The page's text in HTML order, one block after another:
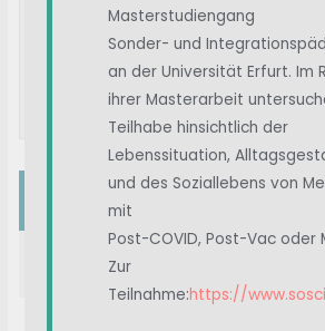
Beitragstitel
LC/CFS/postviralen Erkrankungen
Masterstudiengang
Sonder- und
an der Universität Erfurt. Im
ihrer Masterarbeit
Teilhabe hinsichtlich der
Lebenssituation,
und des Soziallebens von
mit
Post-COVID, Post-Vac oder
Zur
Teilnahme:https://